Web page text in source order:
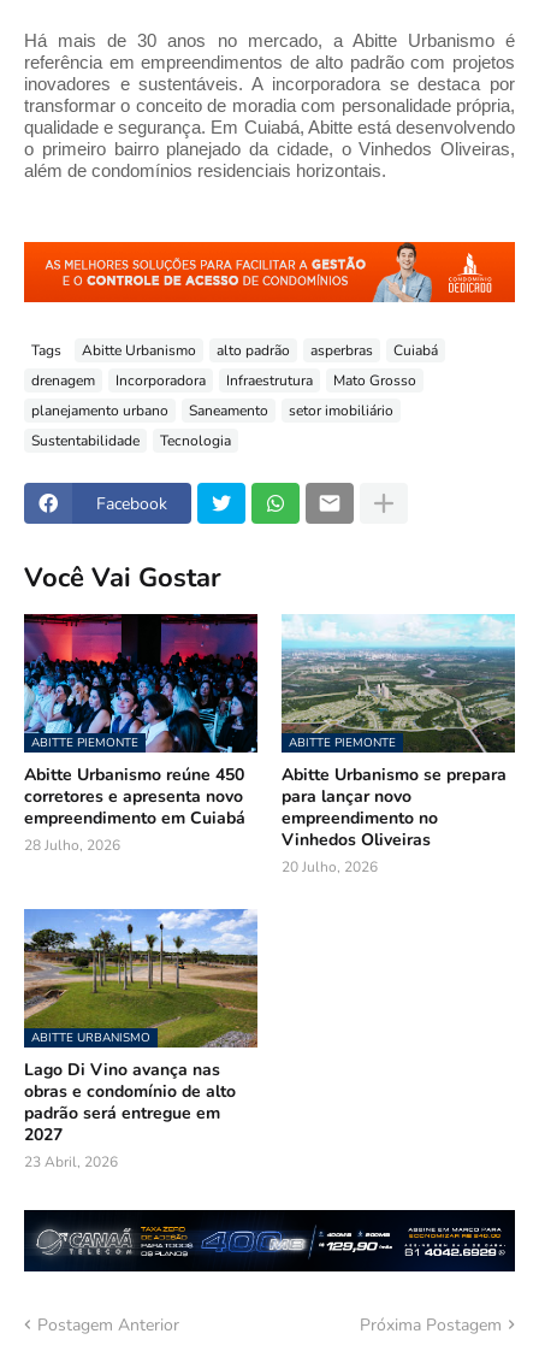
Há mais de 30 anos no mercado, a Abitte Urbanismo é
referência em empreendimentos de alto padrão com projetos
inovadores e sustentáveis. A incorporadora se destaca por
transformar o conceito de moradia com personalidade própria,
qualidade e segurança. Em Cuiabá, Abitte está desenvolvendo
o primeiro bairro planejado da cidade, o Vinhedos Oliveiras,
além de condomínios residenciais horizontais.
Tags Abitte Urbanismo alto padrão asperbras
Cuiabá
drenagem
Incorporadora Infraestrutura
Mato Grosso
planejamento urbano
Saneamento
setor imobiliário
Sustentabilidade
Tecnologia
Facebook
Você Vai Gostar
ABITTE PIEMONTE
Abitte Urbanismo reúne 450
corretores e apresenta novo
empreendimento em Cuiabá
28 Julho, 2026
ABITTE PIEMONTE
Abitte Urbanismo se prepara
para lançar novo
empreendimento no
Vinhedos Oliveiras
20 Julho, 2026
ABITTE URBANISMO
Lago Di Vino avança nas
obras e condomínio de alto
padrão será entregue em
2027
23 Abril, 2026
Postagem Anterior Próxima Postagem